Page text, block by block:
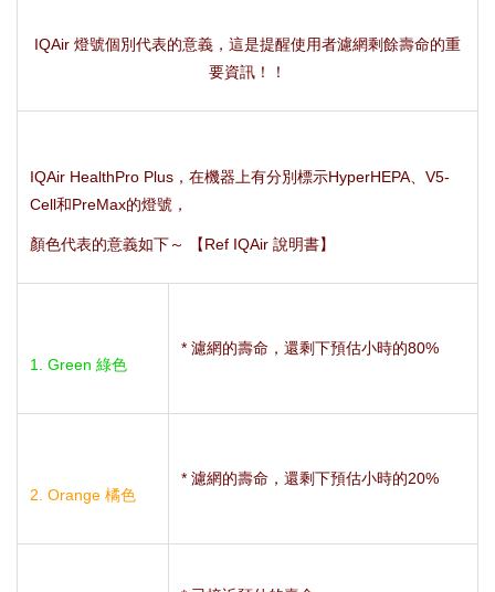
IQAir 燈號個別代表的意義，這是提醒使用者濾網剩餘壽命的重
要資訊！！
IQAir HealthPro Plus，在機器上有分別標示HyperHEPA、V5-
Cell和PreMax的燈號，
顏色代表的意義如下～ 【Ref IQAir 說明書】
1. Green 綠色
* 濾網的壽命，還剩下預估小時的80%
2. Orange 橘色
* 濾網的壽命，還剩下預估小時的20%